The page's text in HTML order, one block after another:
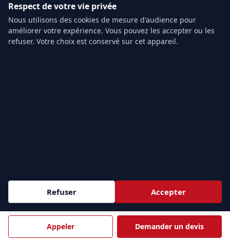
Appeler Demander un devis
Demander un devis
Appeler 01.43.49.40.22
in
NOS FORMATIONS
Respect de votre vie privée
Nous utilisons des cookies de mesure d'audience pour
améliorer votre expérience. Vous pouvez les accepter ou les
refuser. Votre choix est conservé sur cet appareil.
Refuser Accepter